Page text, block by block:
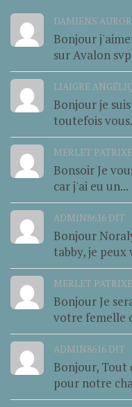
DAMIENS
Bonjour
sur Avalon
LIAIGRE
Bonjour je
toutefois
MERLET
Bonsoir Je
car j'ai eu un...
ADMIN8616 DIT
Bonjour
tabby, je peux
MERLET
Bonjour Je
votre femelle
ADMIN8616 DIT
Bonjour, Tout
pour notre